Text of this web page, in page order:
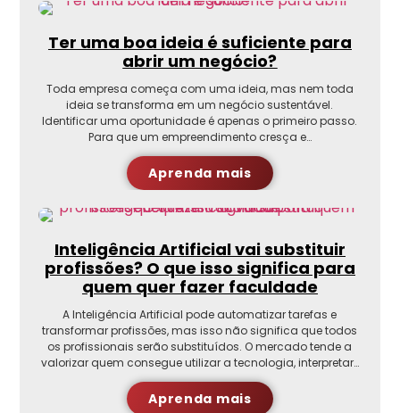
Ter uma boa ideia é suficiente para
abrir um negócio?
Toda empresa começa com uma ideia, mas nem toda
ideia se transforma em um negócio sustentável.
Identificar uma oportunidade é apenas o primeiro passo.
Para que um empreendimento cresça e…
Aprenda mais
Inteligência Artificial vai substituir
profissões? O que isso significa para
quem quer fazer faculdade
A Inteligência Artificial pode automatizar tarefas e
transformar profissões, mas isso não significa que todos
os profissionais serão substituídos. O mercado tende a
valorizar quem consegue utilizar a tecnologia, interpretar…
Aprenda mais